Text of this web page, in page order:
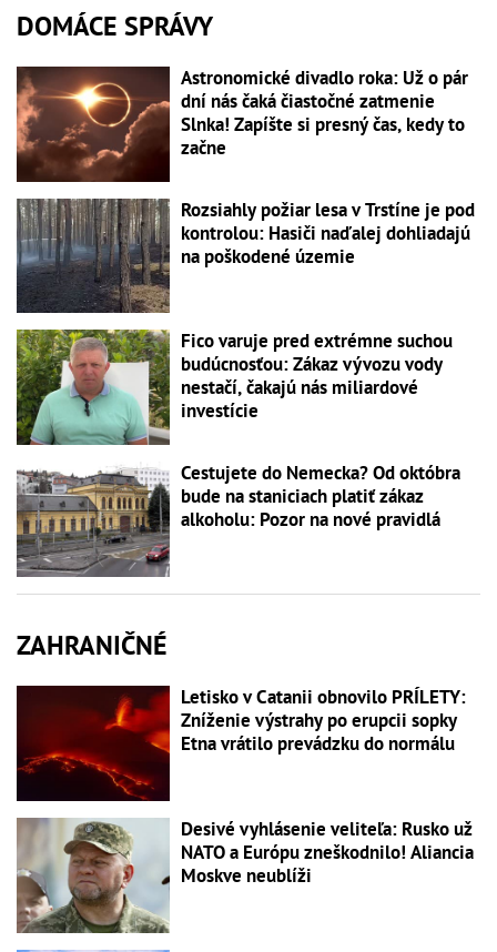
DOMÁCE SPRÁVY
Astronomické divadlo roka: Už o pár
dní nás čaká čiastočné zatmenie
Slnka! Zapíšte si presný čas, kedy to
začne
Rozsiahly požiar lesa v Trstíne je pod
kontrolou: Hasiči naďalej dohliadajú
na poškodené územie
Fico varuje pred extrémne suchou
budúcnosťou: Zákaz vývozu vody
nestačí, čakajú nás miliardové
investície
Cestujete do Nemecka? Od októbra
bude na staniciach platiť zákaz
alkoholu: Pozor na nové pravidlá
ZAHRANIČNÉ
Letisko v Catanii obnovilo PRÍLETY:
Zníženie výstrahy po erupcii sopky
Etna vrátilo prevádzku do normálu
Desivé vyhlásenie veliteľa: Rusko už
NATO a Európu zneškodnilo! Aliancia
Moskve neublíži